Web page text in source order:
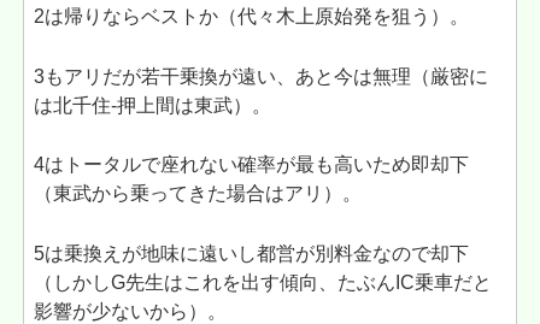
2は帰りならベストか（代々木上原始発を狙う）。
3もアリだが若干乗換が遠い、あと今は無理（厳密に
は北千住-押上間は東武）。
4はトータルで座れない確率が最も高いため即却下
（東武から乗ってきた場合はアリ）。
5は乗換えが地味に遠いし都営が別料金なので却下
（しかしG先生はこれを出す傾向、たぶんIC乗車だと
影響が少ないから）。